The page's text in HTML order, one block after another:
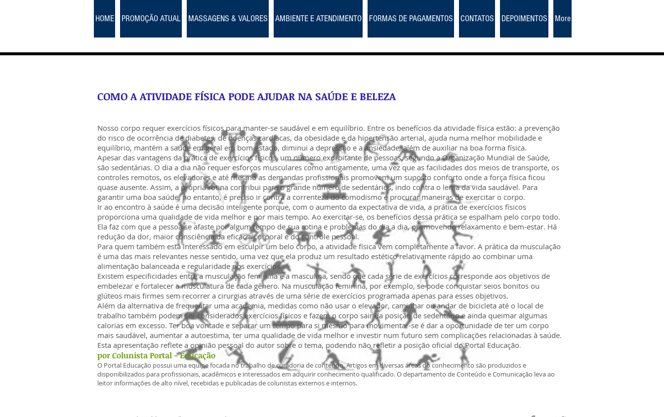
HOME PROMOÇÃO ATUAL MASSAGENS & VALORES AMBIENTE E ATENDIMENTO FORMAS DE PAGAMENTOS CONTATOS DEPOIMENTOS More
COMO A ATIVIDADE FÍSICA PODE AJUDAR NA SAÚDE E BELEZA
Nosso corpo requer exercícios físicos para manter-se saudável e em equilíbrio. Entre os benefícios da atividade física estão: a prevenção
do risco de ocorrência de diabetes, de doenças cardíacas, da obesidade e da hipertensão arterial, ajuda numa melhor mobilidade e
equilíbrio, mantém a saúde em geral em bom estado, diminui a depressão e a ansiedade, além de auxiliar na boa forma física.
Apesar das vantagens da prática de exercícios físicos, um número exorbitante de pessoas, segundo a Organização Mundial de Saúde,
são sedentárias. O dia a dia não requer esforços musculares como antigamente, uma vez que as facilidades dos meios de transporte, os
controles remotos, os elevadores e até mesmo as demandas profissionais promovem um suposto conforto onde a força física ficou
quase ausente. Assim, a própria rotina contribui para o grande número de sedentários, indo contra o lema da vida saudável. Para
garantir uma boa saúde, no entanto, é preciso ir contra a correnteza do comodismo e procurar maneiras de exercitar o corpo.
Ir ao encontro à saúde é uma decisão inteligente porque, com o aumento da expectativa de vida, a prática de exercícios físicos
proporciona uma qualidade de vida melhor e por mais tempo. Ao exercitar-se, os benefícios dessa prática se espalham pelo corpo todo.
Ela faz com que a pessoa se afaste por algum tempo de sua rotina e problemas do dia a dia, promovendo relaxamento e bem-estar. Há
redução da dor, maior consciência da eficácia corporal e do controle pessoal.
Para quem também está interessado em esculpir um belo corpo, a atividade física vem completamente a favor. A prática da musculação
é uma das mais relevantes nesse sentido, uma vez que ela produz um resultado estético relativamente rápido ao combinar uma
alimentação balanceada e regularidade nos exercícios.
Existem especificidades entre a musculação feminina e a masculina, sendo que cada série de exercícios corresponde aos objetivos de
embelezar e fortalecer a musculatura de cada gênero. Na musculação feminina, por exemplo, se pode conquistar seios bonitos ou
glúteos mais firmes sem recorrer a cirurgias através de uma série de exercícios programada apenas para esses objetivos.
Além da alternativa de frequentar uma academia, medidas como não usar o elevador, caminhar ou andar de bicicleta até o local de
trabalho também podem ser considerados exercícios físicos e fazem o corpo sair da posição de sedentário e ainda queimar algumas
calorias em excesso. Ter boa vontade e separar um tempo para si mesmo para movimentar-se é dar a oportunidade de ter um corpo
mais saudável, aumentar a autoestima, ter uma qualidade de vida melhor e investir num futuro sem complicações relacionadas à saúde.
Esta apresentação reflete a opinião pessoal do autor sobre o tema, podendo não refletir a posição oficial do Portal Educação.
por Colunista Portal - Educação
O Portal Educação possui uma equipe focada no trabalho de curadoria de conteúdo. Artigos em diversas áreas do conhecimento são produzidos e
disponibilizados para profissionais, acadêmicos e interessados em adquirir conhecimento qualificado. O departamento de Conteúdo e Comunicação leva ao
leitor informações de alto nível, recebidas e publicadas de colunistas externos e internos.